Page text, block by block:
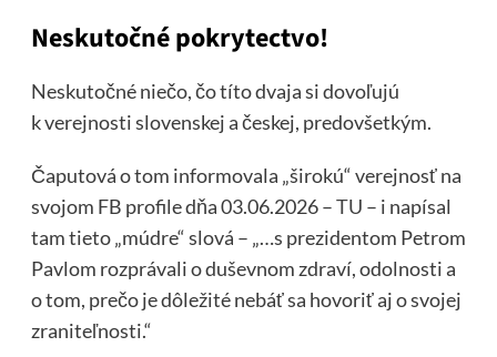
Neskutočné pokrytectvo!
Neskutočné niečo, čo títo dvaja si dovoľujú
k verejnosti slovenskej a českej, predovšetkým.
Čaputová o tom informovala „širokú“ verejnosť na
svojom FB profile dňa 03.06.2026 –TU – i napísal
tam tieto „múdre“ slová – „…s prezidentom Petrom
Pavlom rozprávali o duševnom zdraví, odolnosti a
o tom, prečo je dôležité nebáť sa hovoriť aj o svojej
zraniteľnosti.“